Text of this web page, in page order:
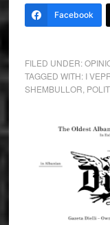
Facebook
FILED UNDER:
TAGGED WITH: I
SHEMBULLOR